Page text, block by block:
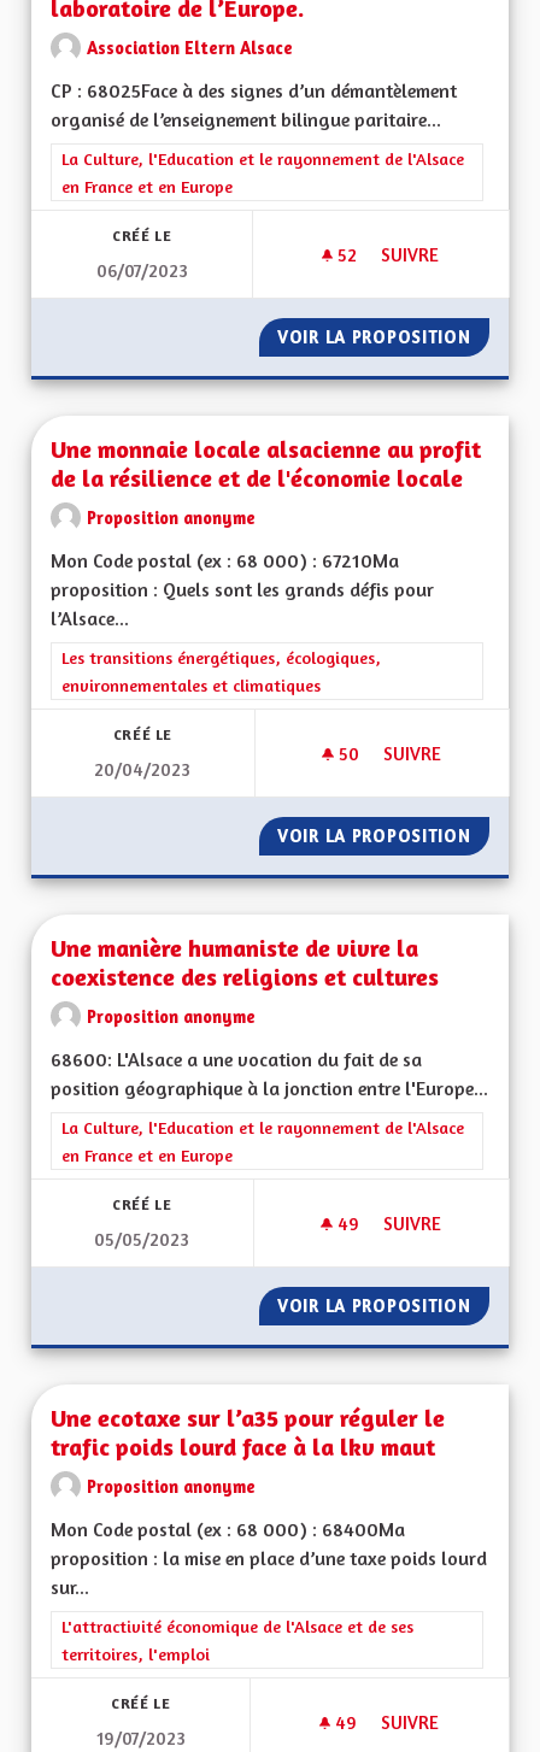
laboratoire de l’Europe.
Association Eltern Alsace
CP : 68025Face à des signes d’un démantèlement
organisé de l’enseignement bilingue paritaire...
Filtrer les résultats de la catégorie : La Culture, l'Education et
La Culture, l'Education et le rayonnement de l'Alsace
en France et en Europe
CRÉÉ LE
06/07/2023
52 52 ABONNÉS
SUIVRE
VOIR LA PROPOSITION UNE
Une monnaie locale alsacienne au profit
de la résilience et de l'économie locale
Proposition anonyme
Mon Code postal (ex : 68 000) : 67210Ma
proposition : Quels sont les grands défis pour
l’Alsace...
Filtrer les résultats de la catégorie : Les transitions
Les transitions énergétiques, écologiques,
environnementales et climatiques
CRÉÉ LE
20/04/2023
50 50 ABONNÉS
SUIVRE
VOIR LA PROPOSITION UNE
Une manière humaniste de vivre la
coexistence des religions et cultures
Proposition anonyme
68600: L'Alsace a une vocation du fait de sa
position géographique à la jonction entre l'Europe...
Filtrer les résultats de la catégorie : La Culture, l'Education et
La Culture, l'Education et le rayonnement de l'Alsace
en France et en Europe
CRÉÉ LE
05/05/2023
49 49 ABONNÉS
SUIVRE
VOIR LA PROPOSITION UNE
Une ecotaxe sur l’a35 pour réguler le
trafic poids lourd face à la lkv maut
Proposition anonyme
Mon Code postal (ex : 68 000) : 68400Ma
proposition : la mise en place d’une taxe poids lourd
sur...
Filtrer les résultats de la catégorie : L'attractivité
L'attractivité économique de l'Alsace et de ses
territoires, l'emploi
CRÉÉ LE
19/07/2023
49 49 ABONNÉS
SUIVRE